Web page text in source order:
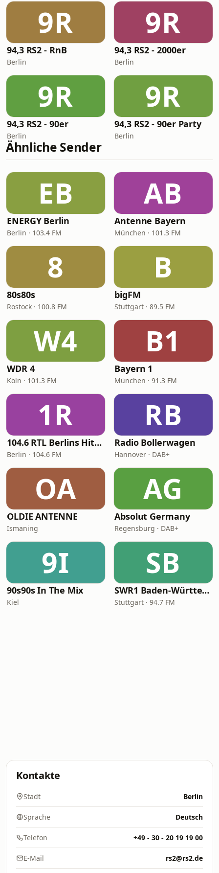
9R
94,3 RS2 - RnB
Berlin
9R
94,3 RS2 - 2000er
Berlin
9R
94,3 RS2 - 90er
Berlin
9R
94,3 RS2 - 90er Party
Berlin
Ähnliche Sender
EB
ENERGY Berlin
Berlin · 103.4 FM
AB
Antenne Bayern
München · 101.3 FM
8
80s80s
Rostock · 100.8 FM
B
bigFM
Stuttgart · 89.5 FM
W4
WDR 4
Köln · 101.3 FM
B1
Bayern 1
München · 91.3 FM
1R
104.6 RTL Berlins Hitradio
Berlin · 104.6 FM
RB
Radio Bollerwagen
Hannover · DAB+
OA
OLDIE ANTENNE
Ismaning
AG
Absolut Germany
Regensburg · DAB+
9I
90s90s In The Mix
Kiel
SB
SWR1 Baden-Württemberg
Stuttgart · 94.7 FM
Kontakte
Stadt Berlin
Sprache Deutsch
Telefon +49 - 30 - 20 19 19 00
E-Mail rs2@rs2.de